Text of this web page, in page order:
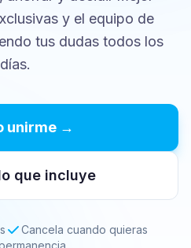
y el equipo de
tus dudas todos los
días.
unirme →
que incluye
Cancela cuando quieras